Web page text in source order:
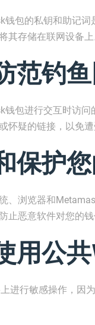
钱包的私钥和助记
其存储在联网设备上
范钓
钱包进行交互时访
怀疑的链接，以免遭
保护
、浏览器和
止恶意软件对您的钱
用公
进行敏感操作，因